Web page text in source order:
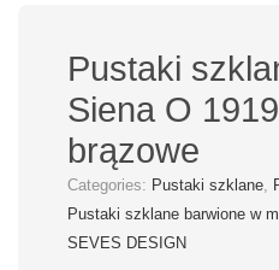
Pustaki
Siena O
brązowe
Categories: Pustaki szklane
Pustaki szklane barwione w
SEVES DESIGN